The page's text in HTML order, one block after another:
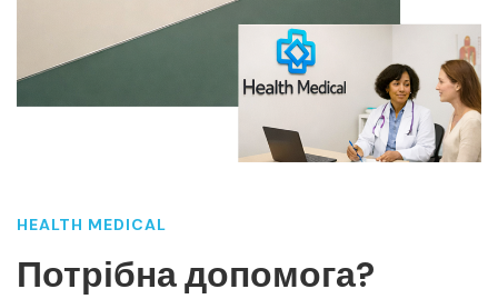
HEALTH MEDICAL
Потрібна допомога?